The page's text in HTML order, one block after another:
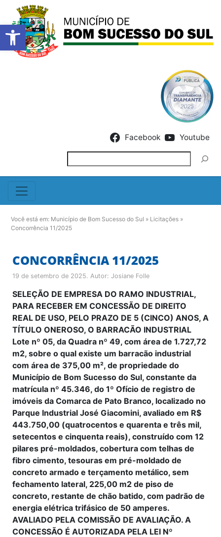
Barra de Ferramentas
Facebook Youtube
Você está em: Município de Bom Sucesso do Sul » Licitações »
Concorrência 11/2025
CONCORRÊNCIA 11/2025
19 de setembro de 2025. Autor: Josiane Folle
SELEÇÃO DE EMPRESA DO RAMO INDUSTRIAL,
PARA RECEBER EM CONCESSÃO DE DIREITO
REAL DE USO, PELO PRAZO DE 5 (CINCO) ANOS, A
TÍTULO ONEROSO, O BARRACÃO INDUSTRIAL
Lote nº 05, da Quadra nº 49, com área de 1.727,72
m2, sobre o qual existe um barracão industrial
com área de 375,00 m², de propriedade do
Município de Bom Sucesso do Sul, constante da
matrícula nº 45.346, do 1º Ofício de registro de
imóveis da Comarca de Pato Branco, localizado no
Parque Industrial José Giacomini, avaliado em R$
443.750,00 (quatrocentos e quarenta e três mil,
setecentos e cinquenta reais), construído com 12
pilares pré-moldados, cobertura com telhas de
fibro cimento, tesouras em pré-moldado de
concreto armado e terçamento metálico, sem
fechamento lateral, 225,00 m2 de piso de
concreto, restante de chão batido, com padrão de
energia elétrica trifásico de 50 amperes.
AVALIADO PELA COMISSÃO DE AVALIAÇÃO. A
CONCESSÃO É AUTORIZADA PELA LEI Nº